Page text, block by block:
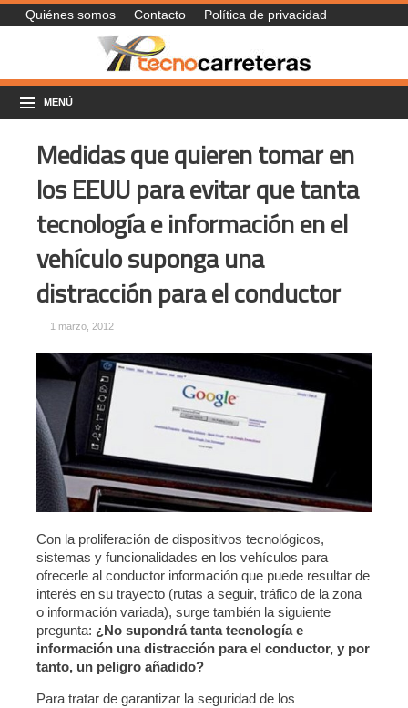
Quiénes somos Contacto Política de privacidad
MENÚ
Medidas que quieren tomar en
los EEUU para evitar que tanta
tecnología e información en el
vehículo suponga una
distracción para el conductor
1 marzo, 2012
Con la proliferación de dispositivos tecnológicos,
sistemas y funcionalidades en los vehículos para
ofrecerle al conductor información que puede resultar de
interés en su trayecto (rutas a seguir, tráfico de la zona
o información variada), surge también la siguiente
pregunta: ¿No supondrá tanta tecnología e
información una distracción para el conductor, y por
tanto, un peligro añadido?
Para tratar de garantizar la seguridad de los